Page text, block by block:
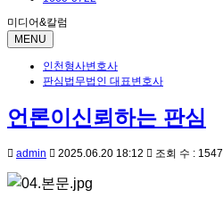
미디어&칼럼
MENU
인천형사변호사
판심법무법인 대표변호사
언론이신뢰하는 판심
admin 2025.06.20 18:12 조회 수 : 1547